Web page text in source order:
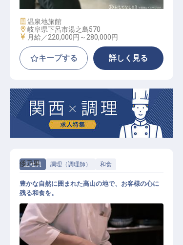
施設業態
温泉地旅館
勤務地
岐阜県下呂市湯之島570
給与
月給／220,000円～ 280,000円
キープする 詳しく見る
正社員 調理（調理師） 和食
倭乃里
豊かな自然に囲まれた高山の地で、お客様の心に
残る和食を。